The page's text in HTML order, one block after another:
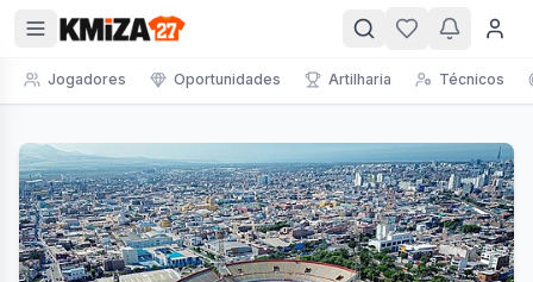
Jogadores Oportunidades Artilharia Técnicos